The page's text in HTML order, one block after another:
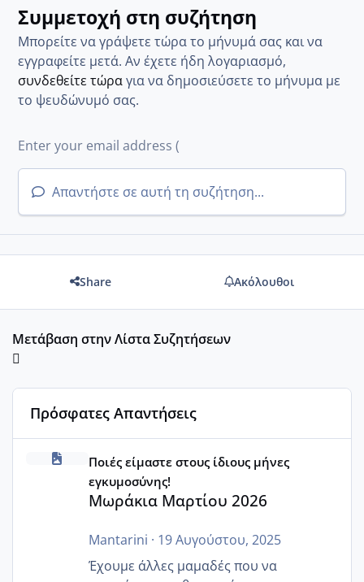
Συμμετοχή στη συζήτηση
Μπορείτε να γράψετε τώρα το μήνυμά σας και να
εγγραφείτε μετά. Αν έχετε ήδη λογαριασμό,
συνδεθείτε τώραγια να δημοσιεύσετε το μήνυμα με
το ψευδώνυμό σας.
Απαντήστε σε αυτή τη συζήτηση...
Share Ακόλουθοι
Μετάβαση στην Λίστα Συζητήσεων
Πρόσφατες Απαντήσεις
Μωράκια Μαρτίου 2026
Ποιές είμαστε στους ίδιους μήνες
εγκυμοσύνης!
Μωράκια Μαρτίου 2026
Mantarini · 19 Αυγούστου, 2025
Έχουμε άλλες μαμαδές που να